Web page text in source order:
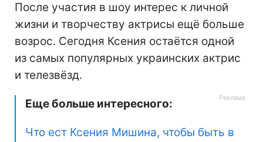
После участия в шоу интерес к личной
жизни и творчеству актрисы ещё больше
возрос. Сегодня Ксения остаётся одной
из самых популярных украинских актрис
и телезвёзд.
Еще больше интересного:
Что ест Ксения Мишина, чтобы быть в